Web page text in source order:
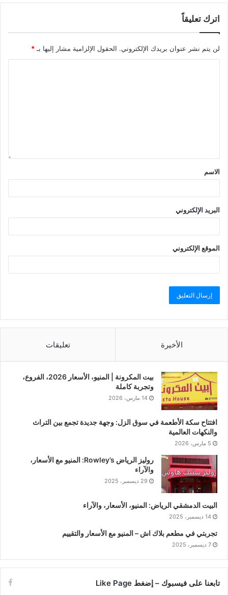
اترك تعليقاً
لن يتم نشر عنوان بريدك الإلكتروني. الحقول الإلزامية مشار إليها بـ*
الاسم
البريد الإلكتروني
الموقع الإلكتروني
الأخيرة تعليقات
بيت المكرونة | المنيو، الأسعار 2026، الفروع،
وتجربة كاملة
14 مارس، 2026
افتتاح سكة الأطعمة في سوق الزل: وجهة جديدة تجمع بين التراث
والنكهات العالمية
5 مارس، 2026
روليز الرياض Rowley’s: المنيو مع الأسعار،
والآراء
29 ديسمبر، 2025
البيت الدمشقي الرياض: المنيو، الأسعار، والآراء
14 ديسمبر، 2025
تجربتي في مطعم بلاك اش – المنيو مع الأسعار والتقييم
7 ديسمبر، 2025
تابعنا على فيسبوك – إضغط Like Page